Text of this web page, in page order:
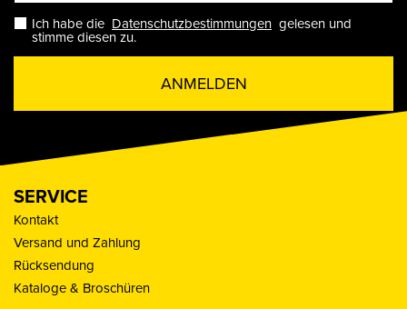
Ich habe die Datenschutzbestimmungen gelesen und
stimme diesen zu.
ANMELDEN
SERVICE
Kontakt
Versand und Zahlung
Rücksendung
Kataloge & Broschüren